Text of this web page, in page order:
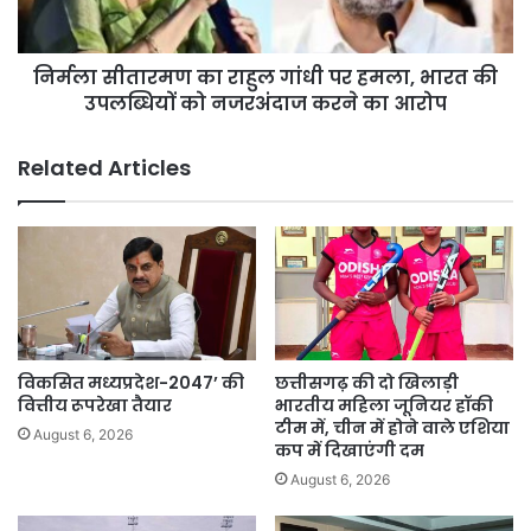
भारत
की
उपलब्धियों
का
आरोप
निर्मला सीतारमण का राहुल गांधी पर हमला, भारत की
उपलब्धियों को नजरअंदाज करने का आरोप
Related Articles
विकसित मध्यप्रदेश-2047’ की
वित्तीय रूपरेखा तैयार
August 6, 2026
छत्तीसगढ़ की दो खिलाड़ी
भारतीय महिला जूनियर हॉकी
टीम में, चीन में होने वाले एशिया
कप में दिखाएंगी दम
August 6, 2026